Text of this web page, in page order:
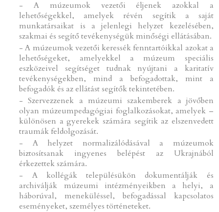
- A múzeumok vezetői éljenek azokkal a
lehetőségekkel, amelyek révén segítik a saját
munkatársaikat is a jelenlegi helyzet kezelésében,
szakmai és segítő tevékenységük minőségi ellátásában.
- A múzeumok vezetői keressék fenntartóikkal azokat a
lehetőségeket, amelyekkel a múzeum speciális
eszközeivel segítséget tudnak nyújtani a karitatív
tevékenységekben, mind a befogadottak, mint a
befogadók és az ellátást segítők tekintetében.
- Szervezzenek a múzeumi szakemberek a jövőben
olyan múzeumpedagógiai foglalkozásokat, amelyek –
különösen a gyerekek számára segítik az elszenvedett
traumák feldolgozását.
- A helyzet normalizálódásával a múzeumok
biztosítsanak ingyenes belépést az Ukrajnából
érkezettek számára.
- A kollégák településükön dokumentálják és
archiválják múzeumi intézményeikben a helyi, a
háborúval, meneküléssel, befogadással kapcsolatos
eseményeket, személyes történeteket.